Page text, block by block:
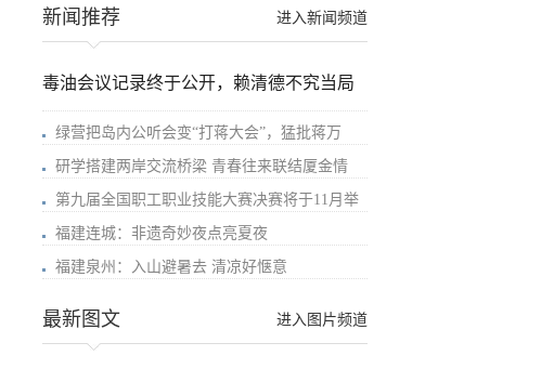
进入新闻频道
新闻推荐
毒油会议记录终于公开，赖清德不究当局
绿营把岛内公听会变“打蒋大会”，猛批蒋万
研学搭建两岸交流桥梁 青春往来联结厦金情
第九届全国职工职业技能大赛决赛将于11月举
福建连城：非遗奇妙夜点亮夏夜
福建泉州：入山避暑去 清凉好惬意
进入图片频道
最新图文